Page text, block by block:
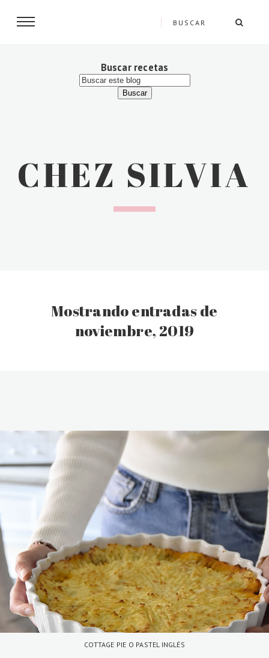
Buscar recetas
CHEZ SILVIA
Mostrando entradas de
noviembre, 2019
COTTAGE PIE O PASTEL INGLÉS